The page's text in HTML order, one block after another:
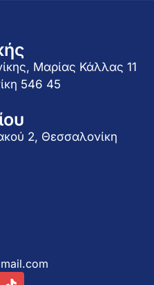
Μαρίας Κάλλας 11
546 45
2, Θεσσαλονίκη